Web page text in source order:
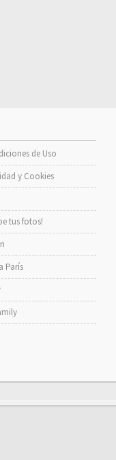
de Uso
y Cookies
tus fotos!
París